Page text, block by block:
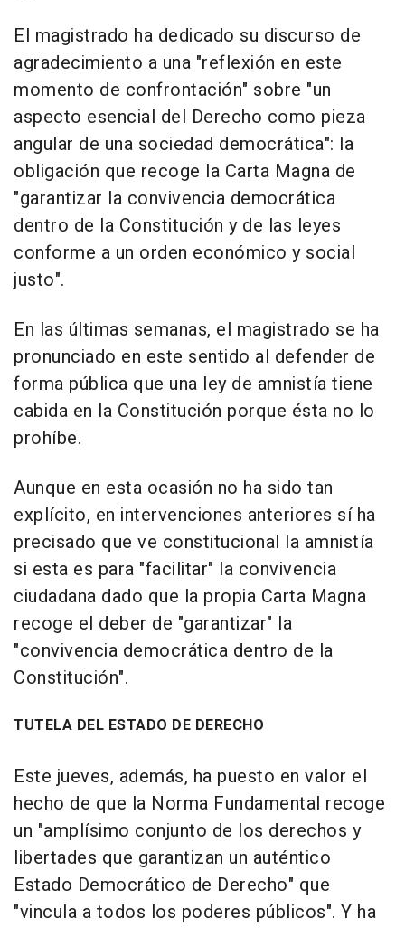
El magistrado ha dedicado su discurso de
agradecimiento a una "reflexión en este
momento de confrontación" sobre "un
aspecto esencial del Derecho como pieza
angular de una sociedad democrática": la
obligación que recoge la Carta Magna de
"garantizar la convivencia democrática
dentro de la Constitución y de las leyes
conforme a un orden económico y social
justo".
En las últimas semanas, el magistrado se ha
pronunciado en este sentido al defender de
forma pública que una ley de amnistía tiene
cabida en la Constitución porque ésta no lo
prohíbe.
Aunque en esta ocasión no ha sido tan
explícito, en intervenciones anteriores sí ha
precisado que ve constitucional la amnistía
si esta es para "facilitar" la convivencia
ciudadana dado que la propia Carta Magna
recoge el deber de "garantizar" la
"convivencia democrática dentro de la
Constitución".
TUTELA DEL ESTADO DE DERECHO
Este jueves, además, ha puesto en valor el
hecho de que la Norma Fundamental recoge
un "amplísimo conjunto de los derechos y
libertades que garantizan un auténtico
Estado Democrático de Derecho" que
"vincula a todos los poderes públicos". Y ha